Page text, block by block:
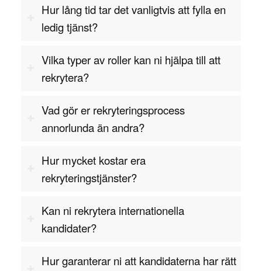
Kontakta oss för offert
Hur lång tid tar det vanligtvis att fylla en
ledig tjänst?
Vilka typer av roller kan ni hjälpa till att
rekrytera?
Vad gör er rekryteringsprocess
annorlunda än andra?
Hur mycket kostar era
rekryteringstjänster?
Kan ni rekrytera internationella
kandidater?
Hur garanterar ni att kandidaterna har rätt